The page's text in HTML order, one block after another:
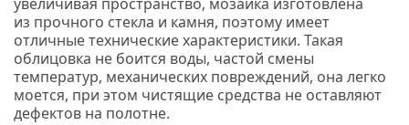
из прочного стекла и камня, поэтому имеет
отличные технические характеристики. Такая
облицовка не боится воды, частой смены
температур, механических повреждений, она легко
моется, при этом чистящие средства не оставляют
дефектов на полотне.